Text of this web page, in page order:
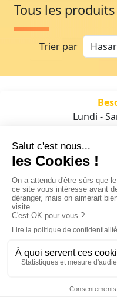
Tous les produits
Trier par
Lundi -